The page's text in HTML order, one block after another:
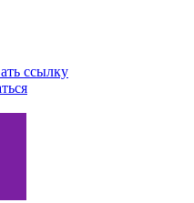
ссылку